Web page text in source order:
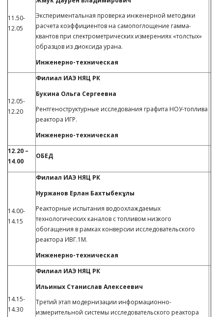
11.50-
12.05
Экспериментальная проверка инженерной методики
расчета коэффициентов на самопоглощение гамма-
квантов при спектрометрических измерениях «толстых»
образцов из диоксида урана.
Инженерно-техническая
12.05-
12.20
Филиал ИАЭ НЯЦ РК
Букина Ольга Сергеевна
Рентгеноструктурные исследования графита НОУ-топлива
реактора ИГР.
Инженерно-техническая
12.20 –
14.00
ОБЕД
14.00-
14.15
Филиал ИАЭ НЯЦ РК
Нуржанов Ерлан Бахтыбекұлы
Реакторные испытания водоохлаждаемых
технологических каналов с топливом низкого
обогащения в рамках конверсии исследовательского
реактора ИВГ.1М.
Инженерно-техническая
14.15-
14.30
Филиал ИАЭ НЯЦ РК
Ильиных Станислав Алексеевич
Третий этап модернизации информационно-
измерительной системы исследовательского реактора